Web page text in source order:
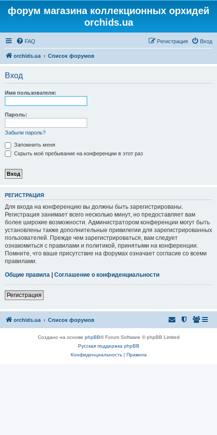
форум магазина коллекционных орхидей
orchids.ua
FAQ Вход
Регистрация
orchids.ua Список форумов
Вход
Имя пользователя:
Пароль:
Забыли пароль?
Запомнить меня
Скрыть моё пребывание на конференции в этот раз
РЕГИСТРАЦИЯ
Для входа на конференцию вы должны быть зарегистрированы.
Регистрация занимает всего несколько минут, но предоставляет вам
более широкие возможности. Администратором конференции могут быть
установлены также дополнительные привилегии для зарегистрированных
пользователей. Прежде чем зарегистрироваться, вам следует
ознакомиться с правилами и политикой, принятыми на конференции.
Помните, что ваше присутствие на форумах означает согласие со всеми
правилами.
Общие правила | Соглашение о конфиденциальности
Регистрация
orchids.ua Список форумов
Создано на основе phpBB® Forum Software © phpBB Limited
Русская поддержка phpBB
Конфиденциальность| Правила